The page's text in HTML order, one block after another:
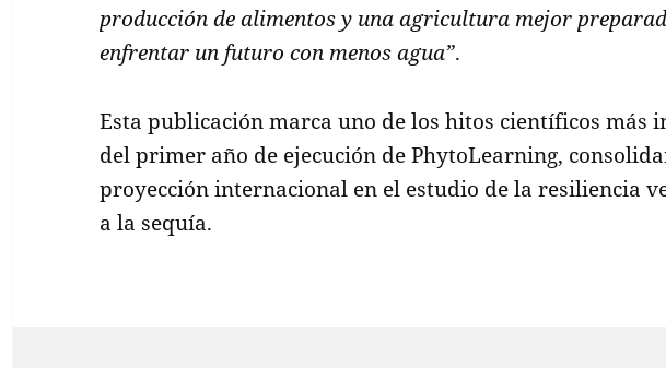
producción de alimentos y una agricultura mejor
enfrentar un futuro con menos agua”.
Esta publicación marca uno de los hitos científicos más
del primer año de ejecución de PhytoLearning,
proyección internacional en el estudio de la resiliencia
a la sequía.